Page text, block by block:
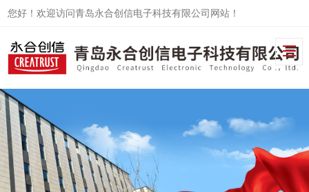
您好！欢迎访问青岛永合创信电子科技有限公司网站！